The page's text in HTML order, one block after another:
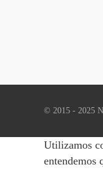
© 2015 - 2025
Utilizamos
entendemos